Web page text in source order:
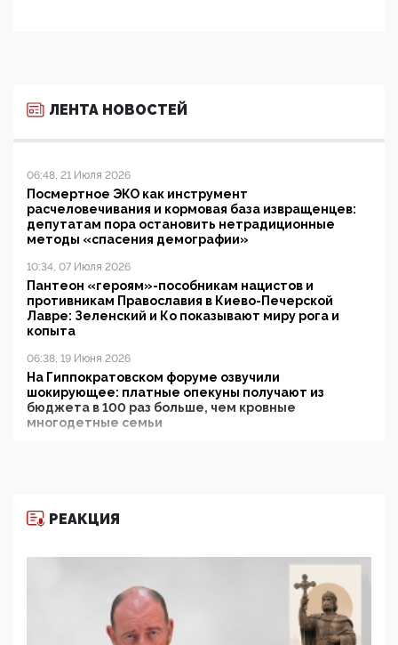
ЛЕНТА НОВОСТЕЙ
06:48, 21 Июля 2026
Посмертное ЭКО как инструмент
расчеловечивания и кормовая база извращенцев:
депутатам пора остановить нетрадиционные
методы «спасения демографии»
10:34, 07 Июля 2026
Пантеон «героям»-пособникам нацистов и
противникам Православия в Киево-Печерской
Лавре: Зеленский и Ко показывают миру рога и
копыта
06:38, 19 Июня 2026
На Гиппократовском форуме озвучили
шокирующее: платные опекуны получают из
бюджета в 100 раз больше, чем кровные
многодетные семьи
11:53, 09 Июня 2026
деятельность ИИТО ЮНЕСКО в России, но
цифроглобалисты продолжают определять
повестку в образовании
09:43, 01 Июня 2026
5G за счет здоровья граждан: Минцифры намерено
РЕАКЦИЯ